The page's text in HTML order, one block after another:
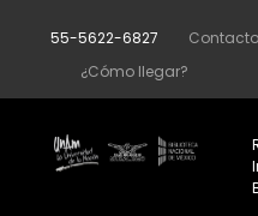
55-5622-6827
Contacto
¿Cómo llegar?